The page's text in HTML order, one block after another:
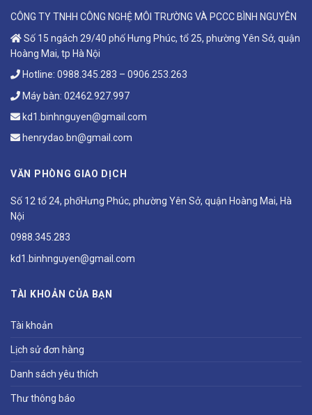
CÔNG TY TNHH CÔNG NGHỆ MÔI TRƯỜNG VÀ PCCC BÌNH NGUYÊN
Số 15 ngách 29/40 phố Hưng Phúc, tổ 25, phường Yên Sở, quận
Hoàng Mai, tp Hà Nội
Hotline: 0988.345.283 – 0906.253.263
Máy bàn: 02462.927.997
kd1.binhnguyen@gmail.com
henrydao.bn@gmail.com
VĂN PHÒNG GIAO DỊCH
Số 12 tổ 24, phốHưng Phúc, phường Yên Sở, quận Hoàng Mai, Hà
Nội
0988.345.283
kd1.binhnguyen@gmail.com
TÀI KHOẢN CỦA BẠN
Tài khoản
Lịch sử đơn hàng
Danh sách yêu thích
Thư thông báo